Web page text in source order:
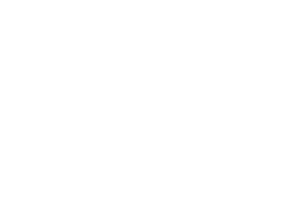
LA FARGA
La Farga
de referència
en el